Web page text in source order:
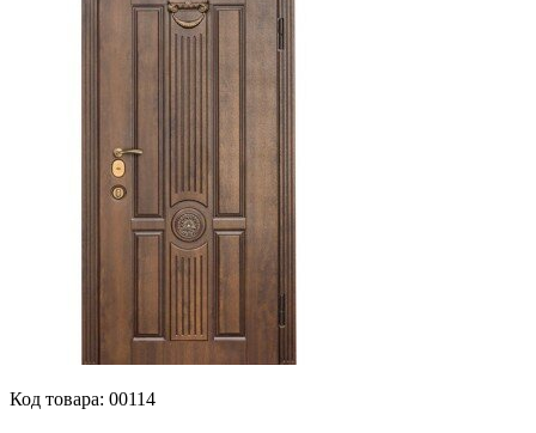
Код товара: 00114